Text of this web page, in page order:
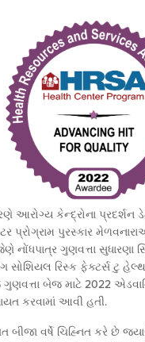
આરોગ્ય કેન્દ્રોના પ્રદર્શન
પ્રોગ્રામ પુરસ્કાર
ગુણવત્તા સુધારણા
સોશિયલ રિસ્ક ફેક્ટર્સ ટુ
બેજ માટે 2022
કરવામાં આવી હતી.
બીજા વર્ષે ચિહ્નિત કરે છે